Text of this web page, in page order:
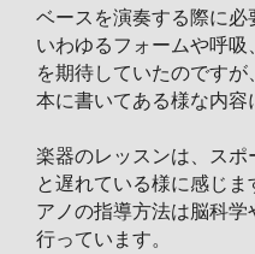
ベースを演奏する際に必
いわゆるフォームや呼
を期待していたのです
本に書いてある様な内容
楽器のレッスンは、ス
と遅れている様に感じ
アノの指導方法は脳科
行っています。